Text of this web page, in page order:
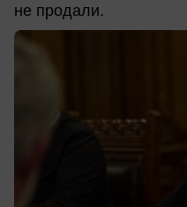
не продали.